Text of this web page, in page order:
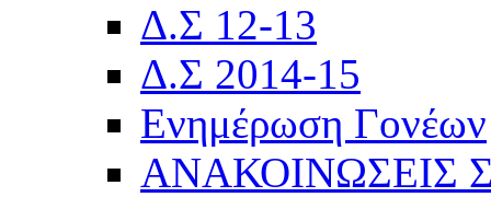
Δ.Σ 12-13
Δ.Σ 2014-15
Ενημέρωση Γονέων
ΑΝΑΚΟΙΝΩΣΕΙΣ